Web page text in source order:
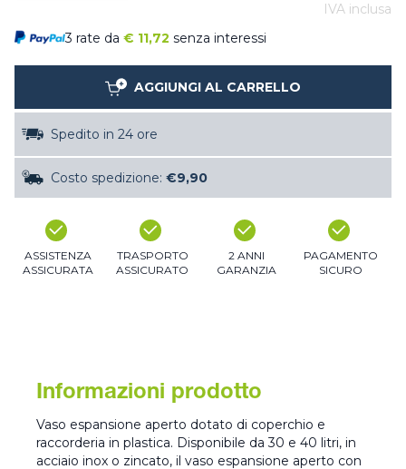
IVA inclusa
3 rate da € 11,72 senza interessi
AGGIUNGI AL CARRELLO
Spedito in 24 ore
Costo spedizione: €9,90
ASSISTENZA
ASSICURATA
TRASPORTO
ASSICURATO
2 ANNI
GARANZIA
PAGAMENTO
SICURO
Informazioni prodotto
Vaso espansione aperto dotato di coperchio e
raccorderia in plastica. Disponibile da 30 e 40 litri, in
acciaio inox o zincato, il vaso espansione aperto con